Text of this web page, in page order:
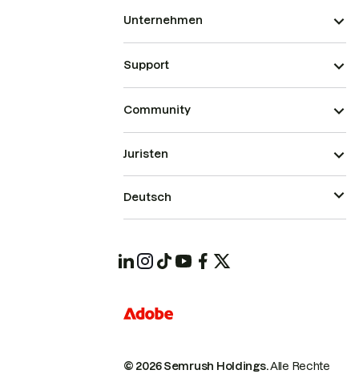
Unternehmen
Support
Community
© 2026 Semrush Holdings.Alle Rechte
Juristen
Deutsch